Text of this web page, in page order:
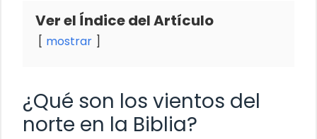
Ver el Índice del Artículo
mostrar
¿Qué son los vientos del
norte en la Biblia?